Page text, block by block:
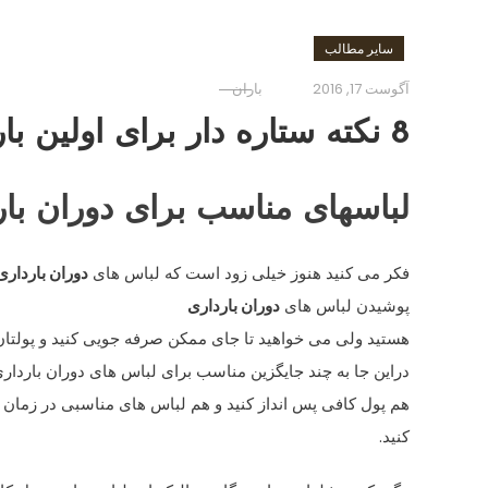
سایر مطالب
آگوست 17, 2016 باران
8 نکته ستاره دار برای اولین بارداری!
لباسهای مناسب برای ​دوران
فکر می کنید هنوز خیلی زود است که لباس های دوران
پوشیدن لباس های دوران بارداری
هستید ولی می خواهید تا جای ممکن صرفه جویی کنید و
دراین جا به چند جایگزین مناسب برای لباس های دوران
هم پول کافی پس انداز کنید و هم لباس های مناسبی در زمان
کنید.